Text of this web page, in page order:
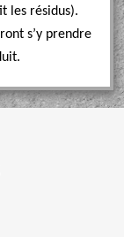
les résidus).
s’y prendre